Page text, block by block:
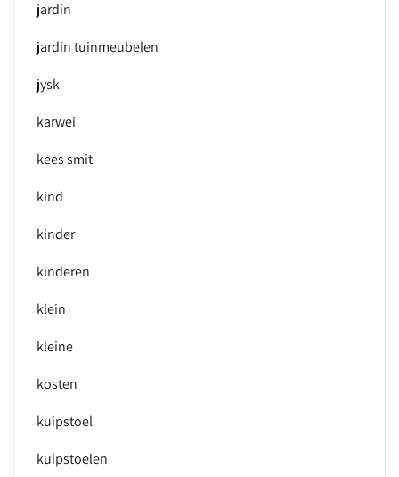
jardin
jardin tuinmeubelen
jysk
karwei
kees smit
kind
kinder
kinderen
klein
kleine
kosten
kuipstoel
kuipstoelen